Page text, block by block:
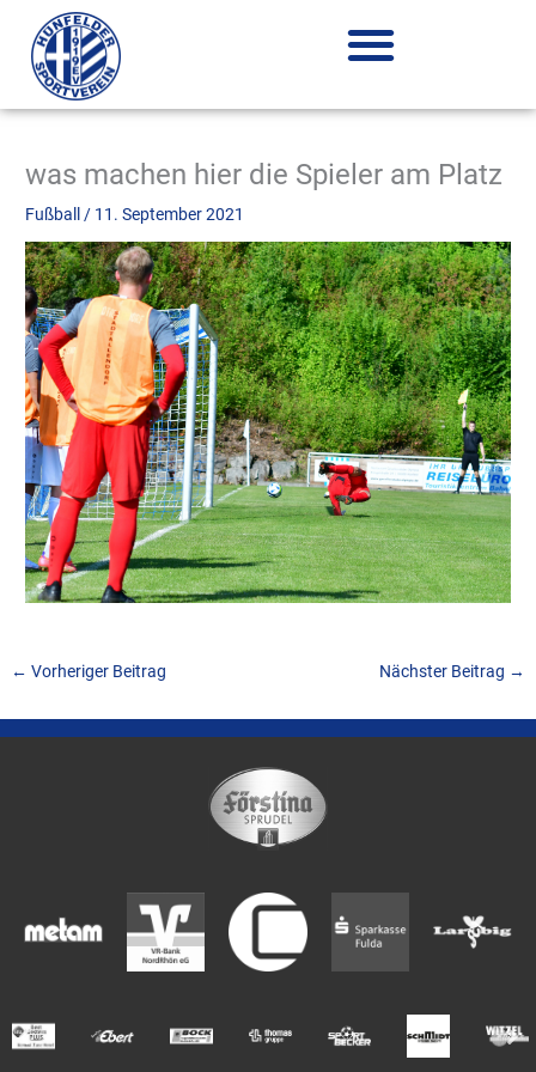
Inhalt
springen
was machen hier die Spieler am Platz
Fußball / 11. September 2021
← Vorheriger Beitrag Nächster Beitrag →